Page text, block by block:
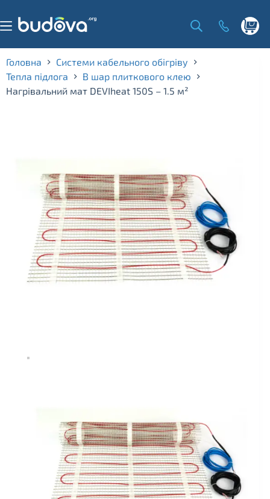
content
Головна
Системи кабельного обігріву
Тепла підлога
В шар плиткового клею
Нагрівальний мат DEVIheat 150S – 1.5 м²